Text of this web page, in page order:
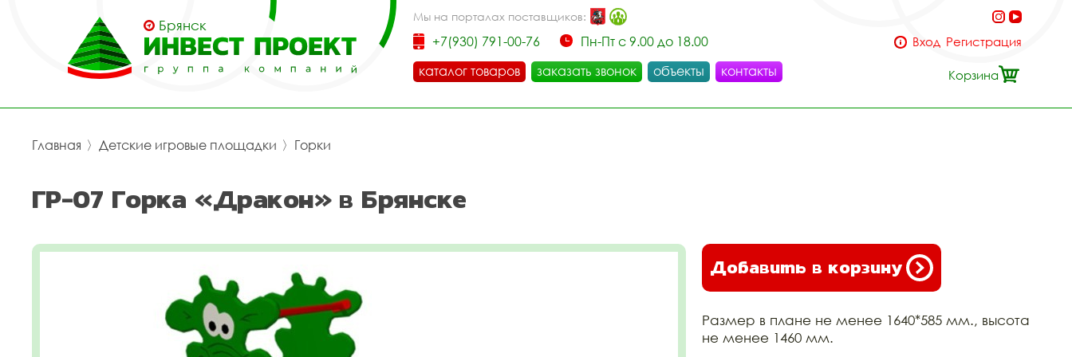
Брянск
Мы на порталах поставщиков:
+7(930) 791-00-76
Пн-Пт с 9.00 до 18.00
каталог товаров
заказать звонок объекты контакты
Вход Регистрация
Корзина
Главная 〉 Детские игровые площадки 〉 Горки
ГР-07 Горка «Дракон» в Брянске
Добавить в корзину
Размер в плане не менее 1640*585 мм., высота
не менее 1460 мм.